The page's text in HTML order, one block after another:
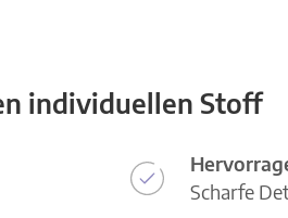
individuellen Stoff
Scharfe